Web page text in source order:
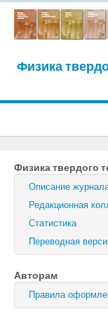
Физика
Журнал
Письма в
Физика
Физика и
Оптика и
Поиск
Физика твердого
Описание
Редакционная
Статистика
Переводная
Авторам
Правила